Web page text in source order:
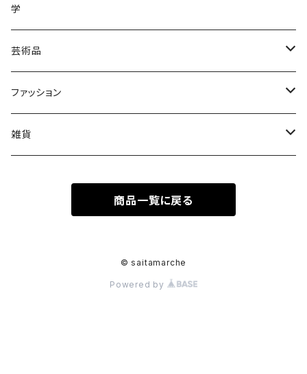
加工品
ジュース
ジュース
野菜
果物
野菜
ヘアケア
化粧品
学
芸術品
皿
木
ファッション
Tシャツ
雑貨
ステッカーシール
商品一覧に戻る
© saitamarche
Powered by